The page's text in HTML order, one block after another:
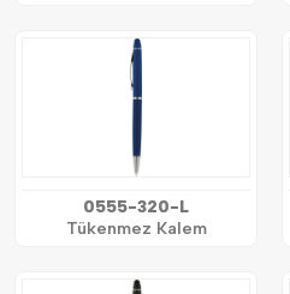
0555-320-L
Tükenmez Kalem